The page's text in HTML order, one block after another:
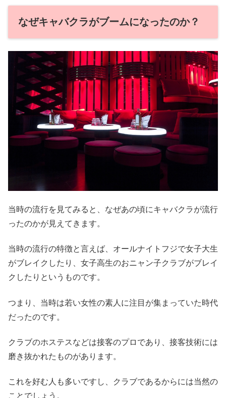
なぜキャバクラがブームになったのか？
当時の流行を見てみると、なぜあの頃にキャバクラが流行
ったのかが見えてきます。
当時の流行の特徴と言えば、オールナイトフジで女子大生
がブレイクしたり、女子高生のおニャン子クラブがブレイ
クしたりというものです。
つまり、当時は若い女性の素人に注目が集まっていた時代
だったのです。
クラブのホステスなどは接客のプロであり、接客技術には
磨き抜かれたものがあります。
これを好む人も多いですし、クラブであるからには当然の
ことでしょう。